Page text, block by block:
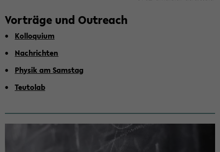
Vorträge und ­Outreach
Kol­lo­qui­um
Nach­rich­ten
Phy­sik am Sams­tag
Teu­to­l­ab